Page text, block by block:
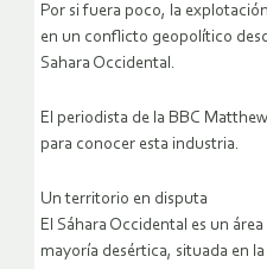
Por si fuera poco, la
en un conflicto geopolítico
Sahara Occidental.
El periodista de la BBC
para conocer esta industria.
Un territorio en disputa
El Sáhara Occidental es un
mayoría desértica, situada en